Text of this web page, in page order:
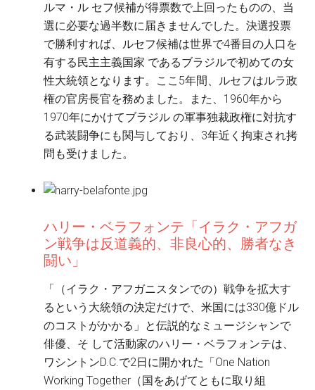
ルマ・ル セフ候補が得票数で上回ったものの、当
選に必要な過半数に届きませんでした。決選投票
で勝利すれば、ルセフ候補は世界で4番目の人口を
有する民主主義国家 であるブラジルで初めての女
性大統領となります。ここ5年間、ルセフはルラ政
権の官房長官を務めました。また、1960年から
1970年にかけてブラジル の軍事独裁政権に対抗す
る武装闘争にも関与しており、3年近く拘束され拷
問も受けました。
ハリー・ベラフォンテ「イラク・アフガ
ン戦争は反道義的、非良心的、勝者なき
闘い」
「（イラク・アフガニスタンでの）戦争を拡大す
るという大統領の決定だけで、米国には330億ドル
のコストがかかる」と伝説的なミュージシャンで
俳優、そ して活動家のハリー・ベラフォンテは、
ワシントンD.C.で2日に開かれた「One Nation
Working Together（国をあげてともに取り組